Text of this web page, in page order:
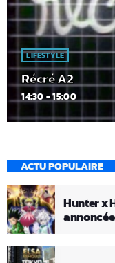
LIFESTYLE
Récré A2
14:30 - 15:00
ACTU POPULAIRE
Hunter x